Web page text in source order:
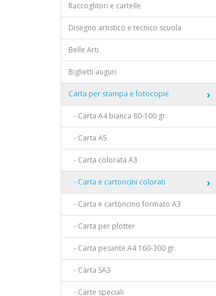
Raccoglitori e cartelle
Disegno artistico e tecnico scuola
Belle Arti
Biglietti auguri
Carta per stampa e fotocopie
- Carta A4 bianca 80-100 gr.
- Carta A5
- Carta colorata A3
- Carta e cartoncini colorati
- Carta e cartoncino formato A3
- Carta per plotter
- Carta pesante A4 160-300 gr.
- Carta SA3
- Carte speciali